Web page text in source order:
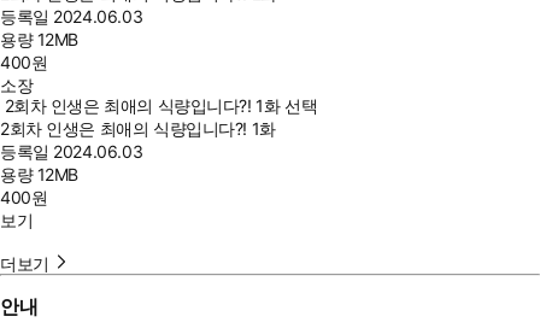
등록일 2024.06.03
용량12MB
400원
소장
2회차 인생은 최애의 식량입니다?! 1화 선택
2회차 인생은 최애의 식량입니다?! 1화
등록일 2024.06.03
용량12MB
400원
보기
더보기
안내